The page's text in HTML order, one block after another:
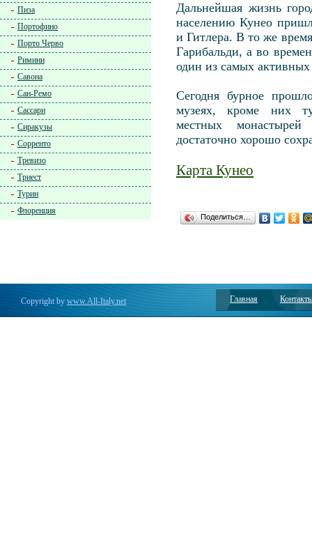
Дальнейшая жизнь
населению Кунео
и Гитлера. В то же
Гарибальди, а во
один из самых активных
Сегодня бурное
музеях, кроме них
местных
достаточно хорошо
Карта Кунео
Поделиться…
Пиза
Портофино
Порто Черво
Римини
Савона
Сан-Ремо
Сассари
Сиракузы
Сорренто
Тревизо
Триест
Турин
Флоренция
Copyright by www.All-Italy.net Главная